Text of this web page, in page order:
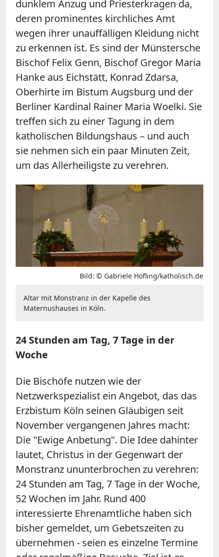
dunklem Anzug und Priesterkragen da,
deren prominentes kirchliches Amt
wegen ihrer unauffälligen Kleidung nicht
zu erkennen ist. Es sind der Münstersche
Bischof Felix Genn, Bischof Gregor Maria
Hanke aus Eichstätt, Konrad Zdarsa,
Oberhirte im Bistum Augsburg und der
Berliner Kardinal Rainer Maria Woelki. Sie
treffen sich zu einer Tagung in dem
katholischen Bildungshaus – und auch
sie nehmen sich ein paar Minuten Zeit,
um das Allerheiligste zu verehren.
Bild: © Gabriele Höfling/katholisch.de
Altar mit Monstranz in der Kapelle des
Maternushauses in Köln.
24 Stunden am Tag, 7 Tage in der
Woche
Die Bischöfe nutzen wie der
Netzwerkspezialist ein Angebot, das das
Erzbistum Köln seinen Gläubigen seit
November vergangenen Jahres macht:
Die "Ewige Anbetung". Die Idee dahinter
lautet, Christus in der Gegenwart der
Monstranz ununterbrochen zu verehren:
24 Stunden am Tag, 7 Tage in der Woche,
52 Wochen im Jahr. Rund 400
interessierte Ehrenamtliche haben sich
bisher gemeldet, um Gebetszeiten zu
übernehmen - seien es einzelne Termine